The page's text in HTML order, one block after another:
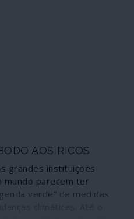
AOS RICOS
grandes instituições
mundo parecem ter
verde” de medidas